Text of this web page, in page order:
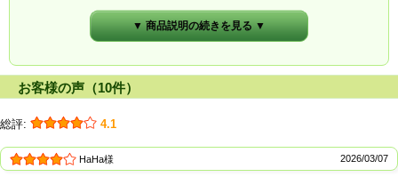
▼ 商品説明の続きを見る ▼
お客様の声（10件）
総評: 4.1
HaHa様 2026/03/07